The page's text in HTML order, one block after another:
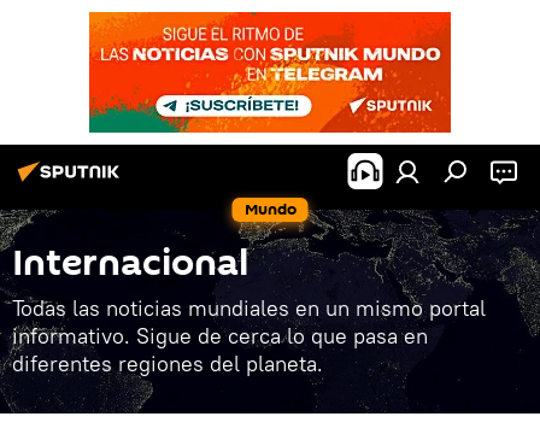
Mundo
Internacional
Todas las noticias mundiales en un mismo portal
informativo. Sigue de cerca lo que pasa en
diferentes regiones del planeta.